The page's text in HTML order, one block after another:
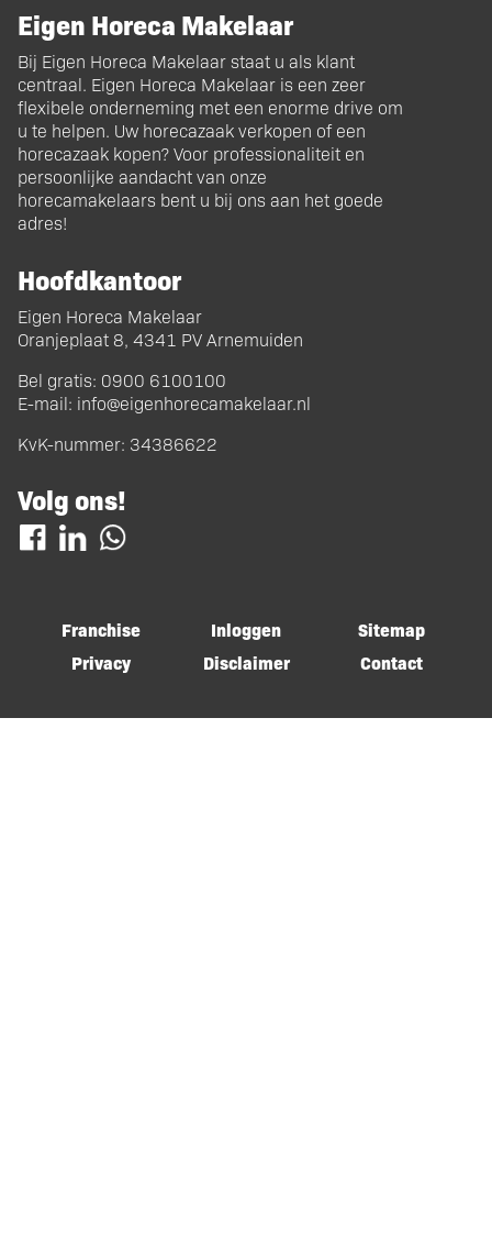
Eigen Horeca Makelaar
Bij Eigen Horeca Makelaar staat u als klant
centraal. Eigen Horeca Makelaar is een zeer
flexibele onderneming met een enorme drive om
u te helpen. Uw horecazaak verkopen of een
horecazaak kopen? Voor professionaliteit en
persoonlijke aandacht van onze
horecamakelaars bent u bij ons aan het goede
adres!
Hoofdkantoor
Eigen Horeca Makelaar
Oranjeplaat 8, 4341 PV Arnemuiden
Bel gratis: 0900 6100100
E-mail: info@eigenhorecamakelaar.nl
KvK-nummer: 34386622
Volg ons!
Franchise Inloggen
Sitemap
Privacy
Disclaimer Contact